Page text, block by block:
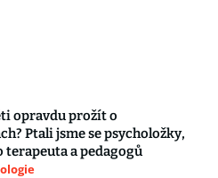
opravdu prožít o
Ptali jsme se psycholožky,
a pedagogů